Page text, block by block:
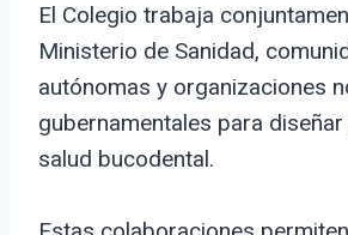
El Colegio trabaja
Ministerio de Sanidad,
autónomas y organizaciones
gubernamentales para
salud bucodental.